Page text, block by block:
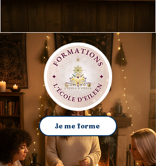
Je me forme